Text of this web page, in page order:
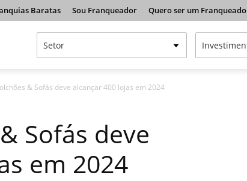
Baratas Sou Franqueador Quero ser um Franqueado
& Sofás deve alcançar 400 lojas em 2024
Sofás deve
em 2024